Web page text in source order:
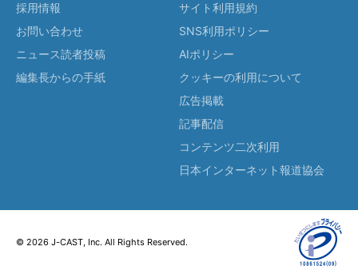
採用情報
お問い合わせ
ニュース読者投稿
編集長からの手紙
サイト利用規約
SNS利用ポリシー
AIポリシー
クッキーの利用について
広告掲載
記事配信
コンテンツ二次利用
日本インターネット報道協会
© 2026 J-CAST, Inc. All Rights Reserved.